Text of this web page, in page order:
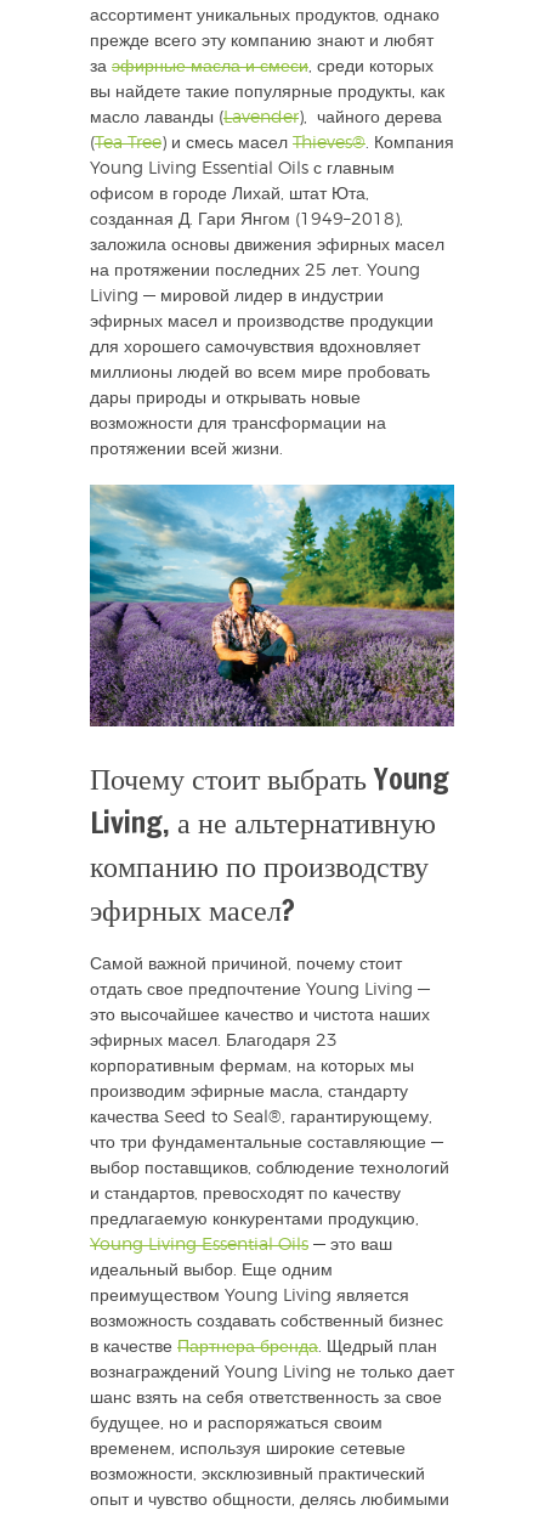
ассортимент уникальных продуктов, однако
прежде всего эту компанию знают и любят
за эфирные масла и смеси , среди которых
вы найдете такие популярные продукты, как
масло лаванды (Lavender), чайного дерева
(Tea Tree) и смесь масел Thieves® . Компания
Young Living Essential Oils с главным
офисом в городе Лихай, штат Юта,
созданная Д. Гари Янгом (1949–2018),
заложила основы движения эфирных масел
на протяжении последних 25 лет. Young
Living — мировой лидер в индустрии
эфирных масел и производстве продукции
для хорошего самочувствия вдохновляет
миллионы людей во всем мире пробовать
дары природы и открывать новые
возможности для трансформации на
протяжении всей жизни.
Почему стоит выбрать Young
Living, а не альтернативную
компанию по производству
эфирных масел?
Самой важной причиной, почему стоит
отдать свое предпочтение Young Living —
это высочайшее качество и чистота наших
эфирных масел. Благодаря 23
корпоративным фермам, на которых мы
производим эфирные масла, стандарту
качества Seed to Seal®, гарантирующему,
что три фундаментальные составляющие —
выбор поставщиков, соблюдение технологий
и стандартов, превосходят по качеству
предлагаемую конкурентами продукцию,
Young Living Essential Oils — это ваш
идеальный выбор. Еще одним
преимуществом Young Living является
возможность создавать собственный бизнес
в качестве Партнера бренда. Щедрый план
вознаграждений Young Living не только дает
шанс взять на себя ответственность за свое
будущее, но и распоряжаться своим
временем, используя широкие сетевые
возможности, эксклюзивный практический
опыт и чувство общности, делясь любимыми